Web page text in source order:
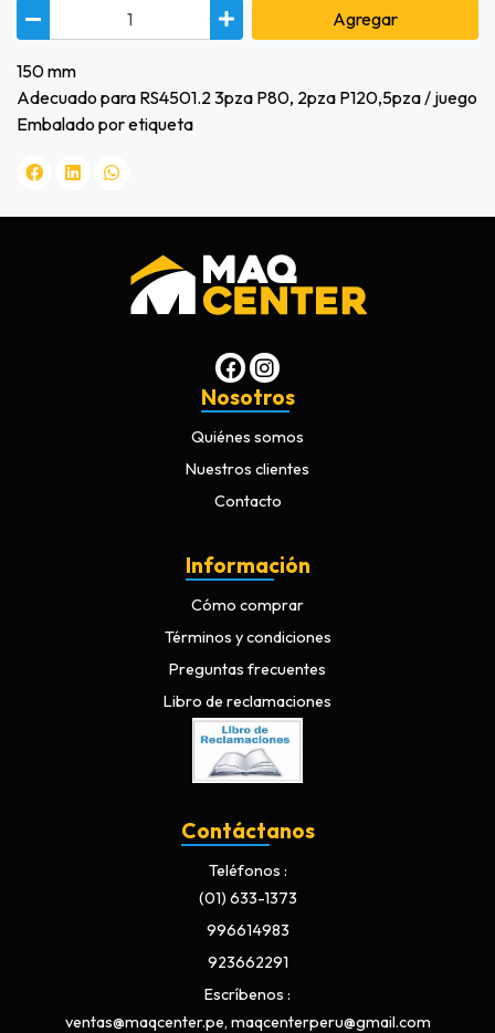
Agregar
150 mm
Adecuado para RS4501.2 3pza P80, 2pza P120,5pza / juego
Embalado por etiqueta
Nosotros
Quiénes somos
Nuestros clientes
Contacto
Información
Cómo comprar
Términos y condiciones
Preguntas frecuentes
Libro de reclamaciones
Contáctanos
Teléfonos
(01) 633-1373
996614983
923662291
Escríbenos
ventas@maqcenter.pe, maqcenterperu@gmail.com